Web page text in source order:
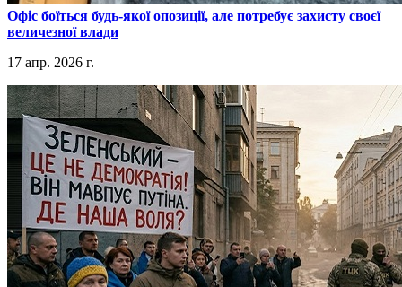
​Офіс боїться будь-якої опозиції, але потребує захисту своєї
величезної влади
17 апр. 2026 г.